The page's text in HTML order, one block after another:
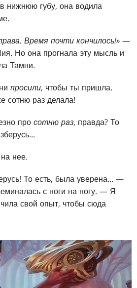
нижнюю губу, она водила
Время почти кончилось!»—
Но она прогнала эту мысль и
Тамни.
просили, чтобы ты пришла.
сотню раз делала!
просотню раз, правда? То
нее.
То есть, была уверена... —
с ноги на ногу. — Я
свой опыт, чтобы сюда